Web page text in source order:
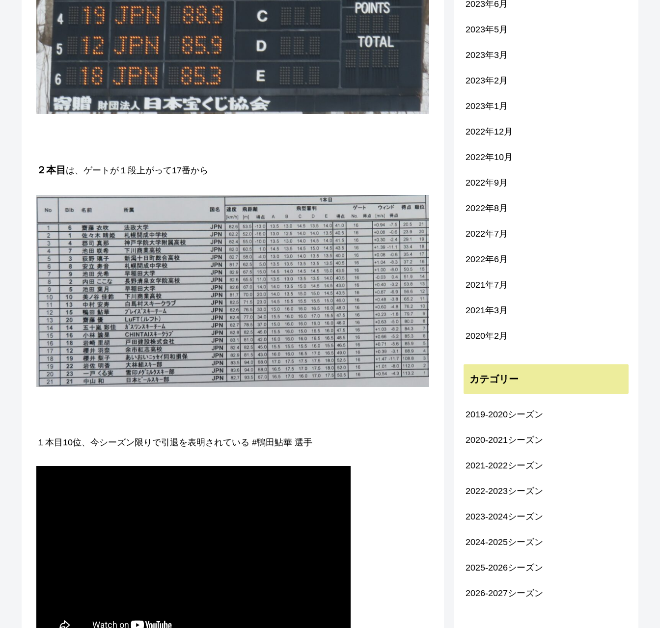
２本目 は、ゲートが１段上がって17番から
１本目10位、今シーズン限りで引退を表明されている #鴨田鮎華 選手
2023年6月
2023年5月
2023年3月
2023年2月
2023年1月
2022年12月
2022年10月
2022年9月
2022年8月
2022年7月
2022年6月
2021年7月
2021年3月
2020年2月
カテゴリー
2019-2020シーズン
2020-2021シーズン
2021-2022シーズン
2022-2023シーズン
2023-2024シーズン
2024-2025シーズン
2025-2026シーズン
2026-2027シーズン